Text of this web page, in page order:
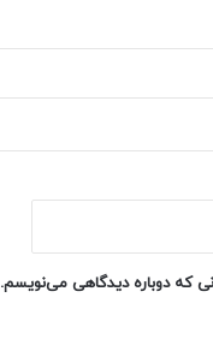
که دوباره دیدگاهی می‌نویسم.